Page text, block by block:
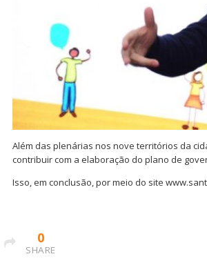
Além das plenárias nos nove territórios da
contribuir com a elaboração do plano de
Isso, em conclusão, por meio do site
0
SHARE